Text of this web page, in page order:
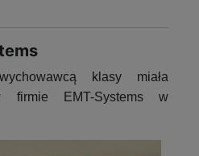
klasy miała
firmie EMT-Systems w